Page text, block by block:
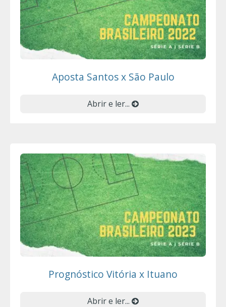
Aposta Santos x São Paulo
Abrir e ler...
Prognóstico Vitória x Ituano
Abrir e ler...